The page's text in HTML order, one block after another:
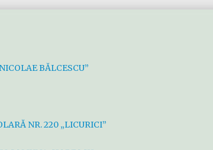
BĂLCESCU”
NR. 220 „LICURICI”